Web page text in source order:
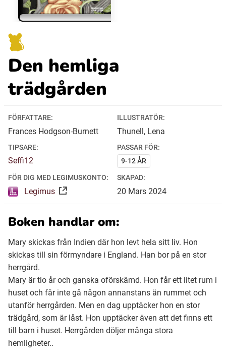
Kaale (Romska)
Arli (Romska)
Resanderomani (Romska)
Kelderash (Romska)
Lovari (Romska)
Den hemliga
trädgården
FÖRFATTARE:
Frances Hodgson-Burnett
ILLUSTRATÖR:
Thunell, Lena
TIPSARE:
Seffi12
PASSAR FÖR:
9-12 ÅR
FÖR DIG MED LEGIMUSKONTO:
Legimus
SKAPAD:
20 Mars 2024
Boken handlar om:
Mary skickas från Indien där hon levt hela sitt liv. Hon
skickas till sin förmyndare i England. Han bor på en stor
herrgård.
Mary är tio år och ganska oförskämd. Hon får ett litet rum i
huset och får inte gå någon annanstans än rummet och
utanför herrgården. Men en dag upptäcker hon en stor
trädgård, som är låst. Hon upptäcker även att det finns ett
till barn i huset. Herrgården döljer många stora
hemligheter..